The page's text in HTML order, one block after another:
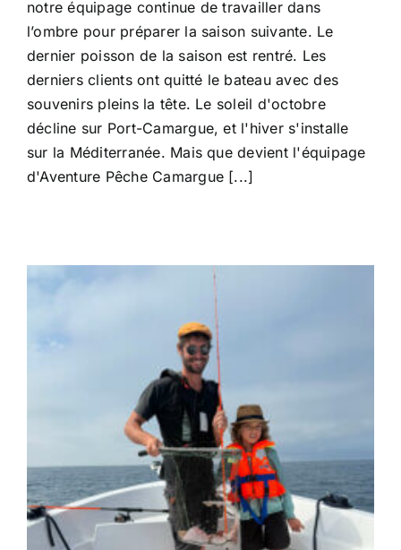
notre équipage continue de travailler dans
l’ombre pour préparer la saison suivante. Le
dernier poisson de la saison est rentré. Les
derniers clients ont quitté le bateau avec des
souvenirs pleins la tête. Le soleil d'octobre
décline sur Port-Camargue, et l'hiver s'installe
sur la Méditerranée. Mais que devient l'équipage
d'Aventure Pêche Camargue [...]